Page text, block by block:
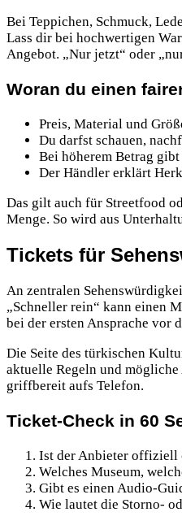
Bei Teppichen, Schmuck,
Lass dir bei hochwertigen
Angebot. „Nur jetzt“ oder
Woran du einen
Preis, Material und
Du darfst schauen,
Bei höherem Betrag
Der Händler erklärt
Das gilt auch für Streetfood
Menge. So wird aus
Tickets für
An zentralen
„Schneller rein“ kann einen
bei der ersten Ansprache vor
Die Seite des türkischen
aktuelle Regeln und mögliche
griffbereit aufs Telefon.
Ticket-Check in 60
Ist der Anbieter
Welches Museum,
Gibt es einen Audio-
Wie lautet die Storno-